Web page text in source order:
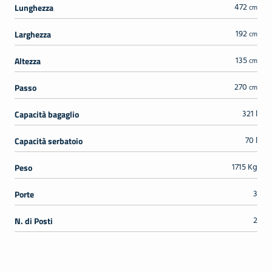
Lunghezza 472cm
Larghezza 192cm
Altezza 135cm
Passo 270 cm
Capacità bagaglio 321 l
Capacità serbatoio 70 l
Peso 1715 Kg
Porte 3
N. di Posti 2